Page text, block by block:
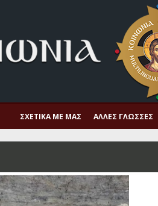
ΣΧΕΤΙΚΆ ΜΕ ΜΑΣ ΆΛΛΕΣ ΓΛΏΣΣΕΣ